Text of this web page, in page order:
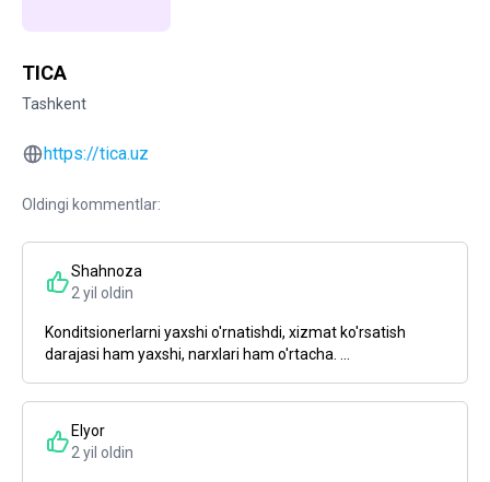
TICA
Tashkent
https://tica.uz
Oldingi kommentlar:
Shahnoza
2 yil oldin
Konditsionerlarni yaxshi o'rnatishdi, xizmat ko'rsatish
darajasi ham yaxshi, narxlari ham o'rtacha. ...
Elyor
2 yil oldin